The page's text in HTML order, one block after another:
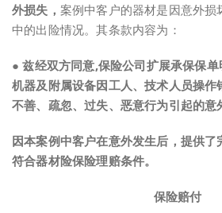
外损失， 案例中客户的器材是因意外损
中的出险情况。其条款内容为：
●兹经双方同意,保险公司扩展承保保
机器及附属设备因工人、技术人员操作
不善、疏忽、过失、恶意行为引起的意
因本案例中客户在意外发生后，提供了
符合器材险保险理赔条件。
保险赔付